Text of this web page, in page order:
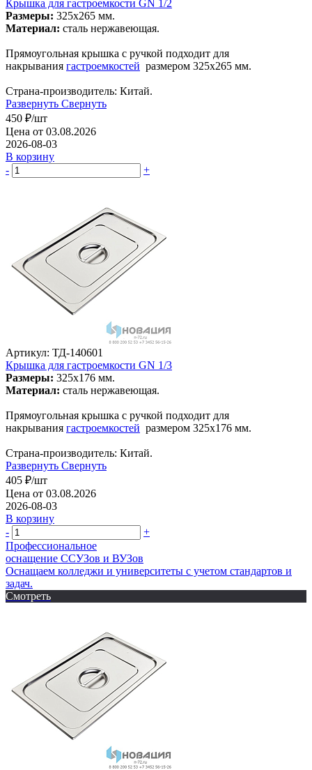
Крышка для гастроемкости GN 1/2
Размеры: 325х265 мм.
Материал: сталь нержавеющая.
Прямоугольная крышка с ручкой подходит для
накрывания гастроемкостей размером 325х265 мм.
Страна-производитель: Китай.
Развернуть Свернуть
450 ₽/шт
Цена от 03.08.2026
2026-08-03
В корзину
-
+
Артикул: ТД-140601
Крышка для гастроемкости GN 1/3
Размеры: 325х176 мм.
Материал: сталь нержавеющая.
Прямоугольная крышка с ручкой подходит для
накрывания гастроемкостей размером 325х176 мм.
Страна-производитель: Китай.
Развернуть Свернуть
405 ₽/шт
Цена от 03.08.2026
2026-08-03
В корзину
-
+
Профессиональное
оснащение CСУЗов и ВУЗов
Оснащаем колледжи и университеты с учетом стандартов и
задач.
Смотреть